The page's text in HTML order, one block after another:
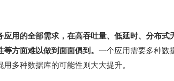
用的全部需求，在高吞吐量、低延时、分布式
方面难以做到面面俱到。 一个应用需要多种数
多种数据库的可能性则大大提升。